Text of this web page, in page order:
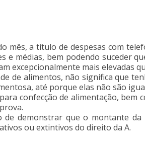
mês, a título de despesas com
médias, bem podendo suceder
excepcionalmente mais elevadas
de alimentos, não significa que
até porque elas não são
confecção de alimentação,
de demonstrar que o montante
ou extintivos do direito da A.